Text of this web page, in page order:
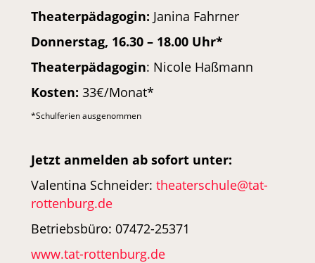
Theaterpädagogin: Janina Fahrner
Donnerstag, 16.30 – 18.00 Uhr*
Theaterpädagogin: Nicole Haßmann
Kosten: 33€/Monat*
*Schulferien ausgenommen
Jetzt anmelden ab sofort unter:
Valentina Schneider: theaterschule@tat-
rottenburg.de
Betriebsbüro: 07472-25371
www.tat-rottenburg.de